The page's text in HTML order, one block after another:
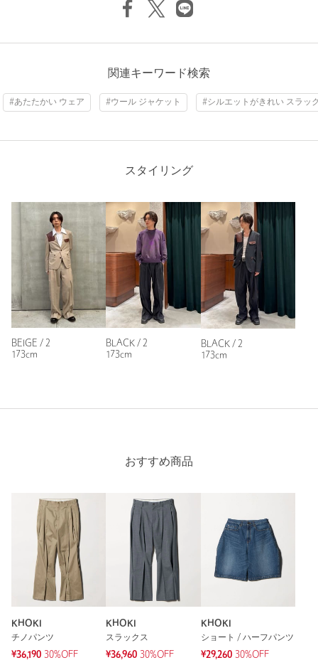
素材 ウール100％
ドライクリーニング
原産国 日本製
関連キーワード検索
#あたたかい ウェア #ウール ジャケット #シルエットがきれい スラッ
スタイリング
BEIGE / 2
173cm
BLACK / 2
173cm
BLACK / 2
173cm
おすすめ商品
KHOKI
チノパンツ
¥36,190 30%OFF
KHOKI
スラックス
¥36,960 30%OFF
KHOKI
ショート / ハーフパンツ
¥29,260 30%OFF